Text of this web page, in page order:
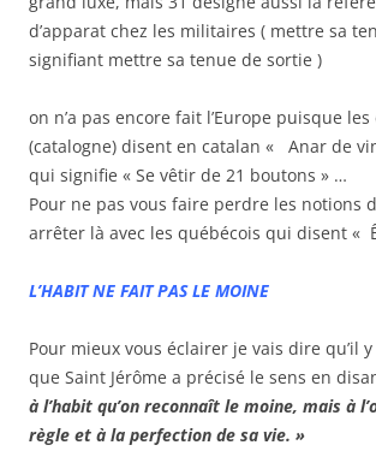
d’apparat chez les militaires ( mettre sa
signifiant mettre sa tenue de sortie )
on n’a pas encore fait l’Europe puisque
(catalogne) disent en catalan « Anar de
qui signifie « Se vêtir de 21 boutons » …
Pour ne pas vous faire perdre les notions
arrêter là avec les québécois qui disent «
L’HABIT NE FAIT PAS LE MOINE
Pour mieux vous éclairer je vais dire qu’il
que Saint Jérôme a précisé le sens en
à l’habit qu’on reconnaît le moine, mais à
règle et à la perfection de sa vie. »